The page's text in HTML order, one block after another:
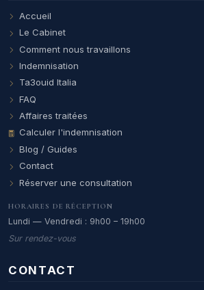
Accueil
Le Cabinet
Comment nous travaillons
Indemnisation
Ta3ouid Italia
FAQ
Affaires traitées
Calculer l'indemnisation
Blog / Guides
Contact
Réserver une consultation
HORAIRES DE RÉCEPTION
Lundi — Vendredi : 9h00 – 19h00
Sur rendez-vous
CONTACT